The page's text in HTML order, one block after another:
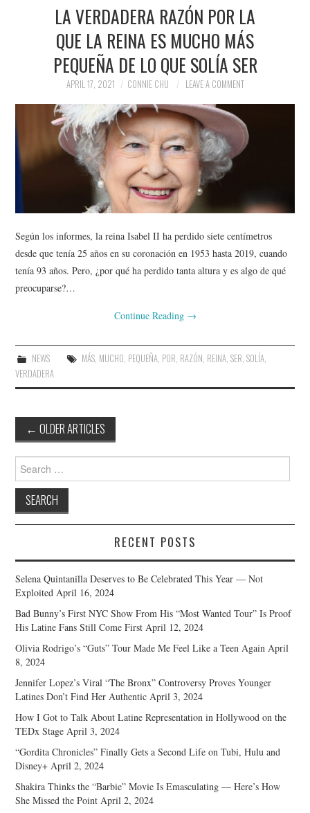
LA VERDADERA RAZÓN POR LA
QUE LA REINA ES MUCHO MÁS
PEQUEÑA DE LO QUE SOLÍA SER
APRIL 17, 2021 CONNIE CHU LEAVE A COMMENT
Según los informes, la reina Isabel II ha perdido siete centímetros
desde que tenía 25 años en su coronación en 1953 hasta 2019, cuando
tenía 93 años. Pero, ¿por qué ha perdido tanta altura y es algo de qué
preocuparse?…
Continue Reading →
NEWS MÁS, MUCHO, PEQUEÑA, POR, RAZÓN, REINA, SER, SOLÍA,
VERDADERA
Post
navigation
← OLDER ARTICLES
Search
for:
RECENT POSTS
Selena Quintanilla Deserves to Be Celebrated This Year — Not
Exploited April 16, 2024
Bad Bunny’s First NYC Show From His “Most Wanted Tour” Is Proof
His Latine Fans Still Come First April 12, 2024
Olivia Rodrigo’s “Guts” Tour Made Me Feel Like a Teen Again April
8, 2024
Jennifer Lopez’s Viral “The Bronx” Controversy Proves Younger
Latines Don’t Find Her Authentic April 3, 2024
How I Got to Talk About Latine Representation in Hollywood on the
TEDx Stage April 3, 2024
“Gordita Chronicles” Finally Gets a Second Life on Tubi, Hulu and
Disney+ April 2, 2024
Shakira Thinks the “Barbie” Movie Is Emasculating — Here’s How
She Missed the Point April 2, 2024